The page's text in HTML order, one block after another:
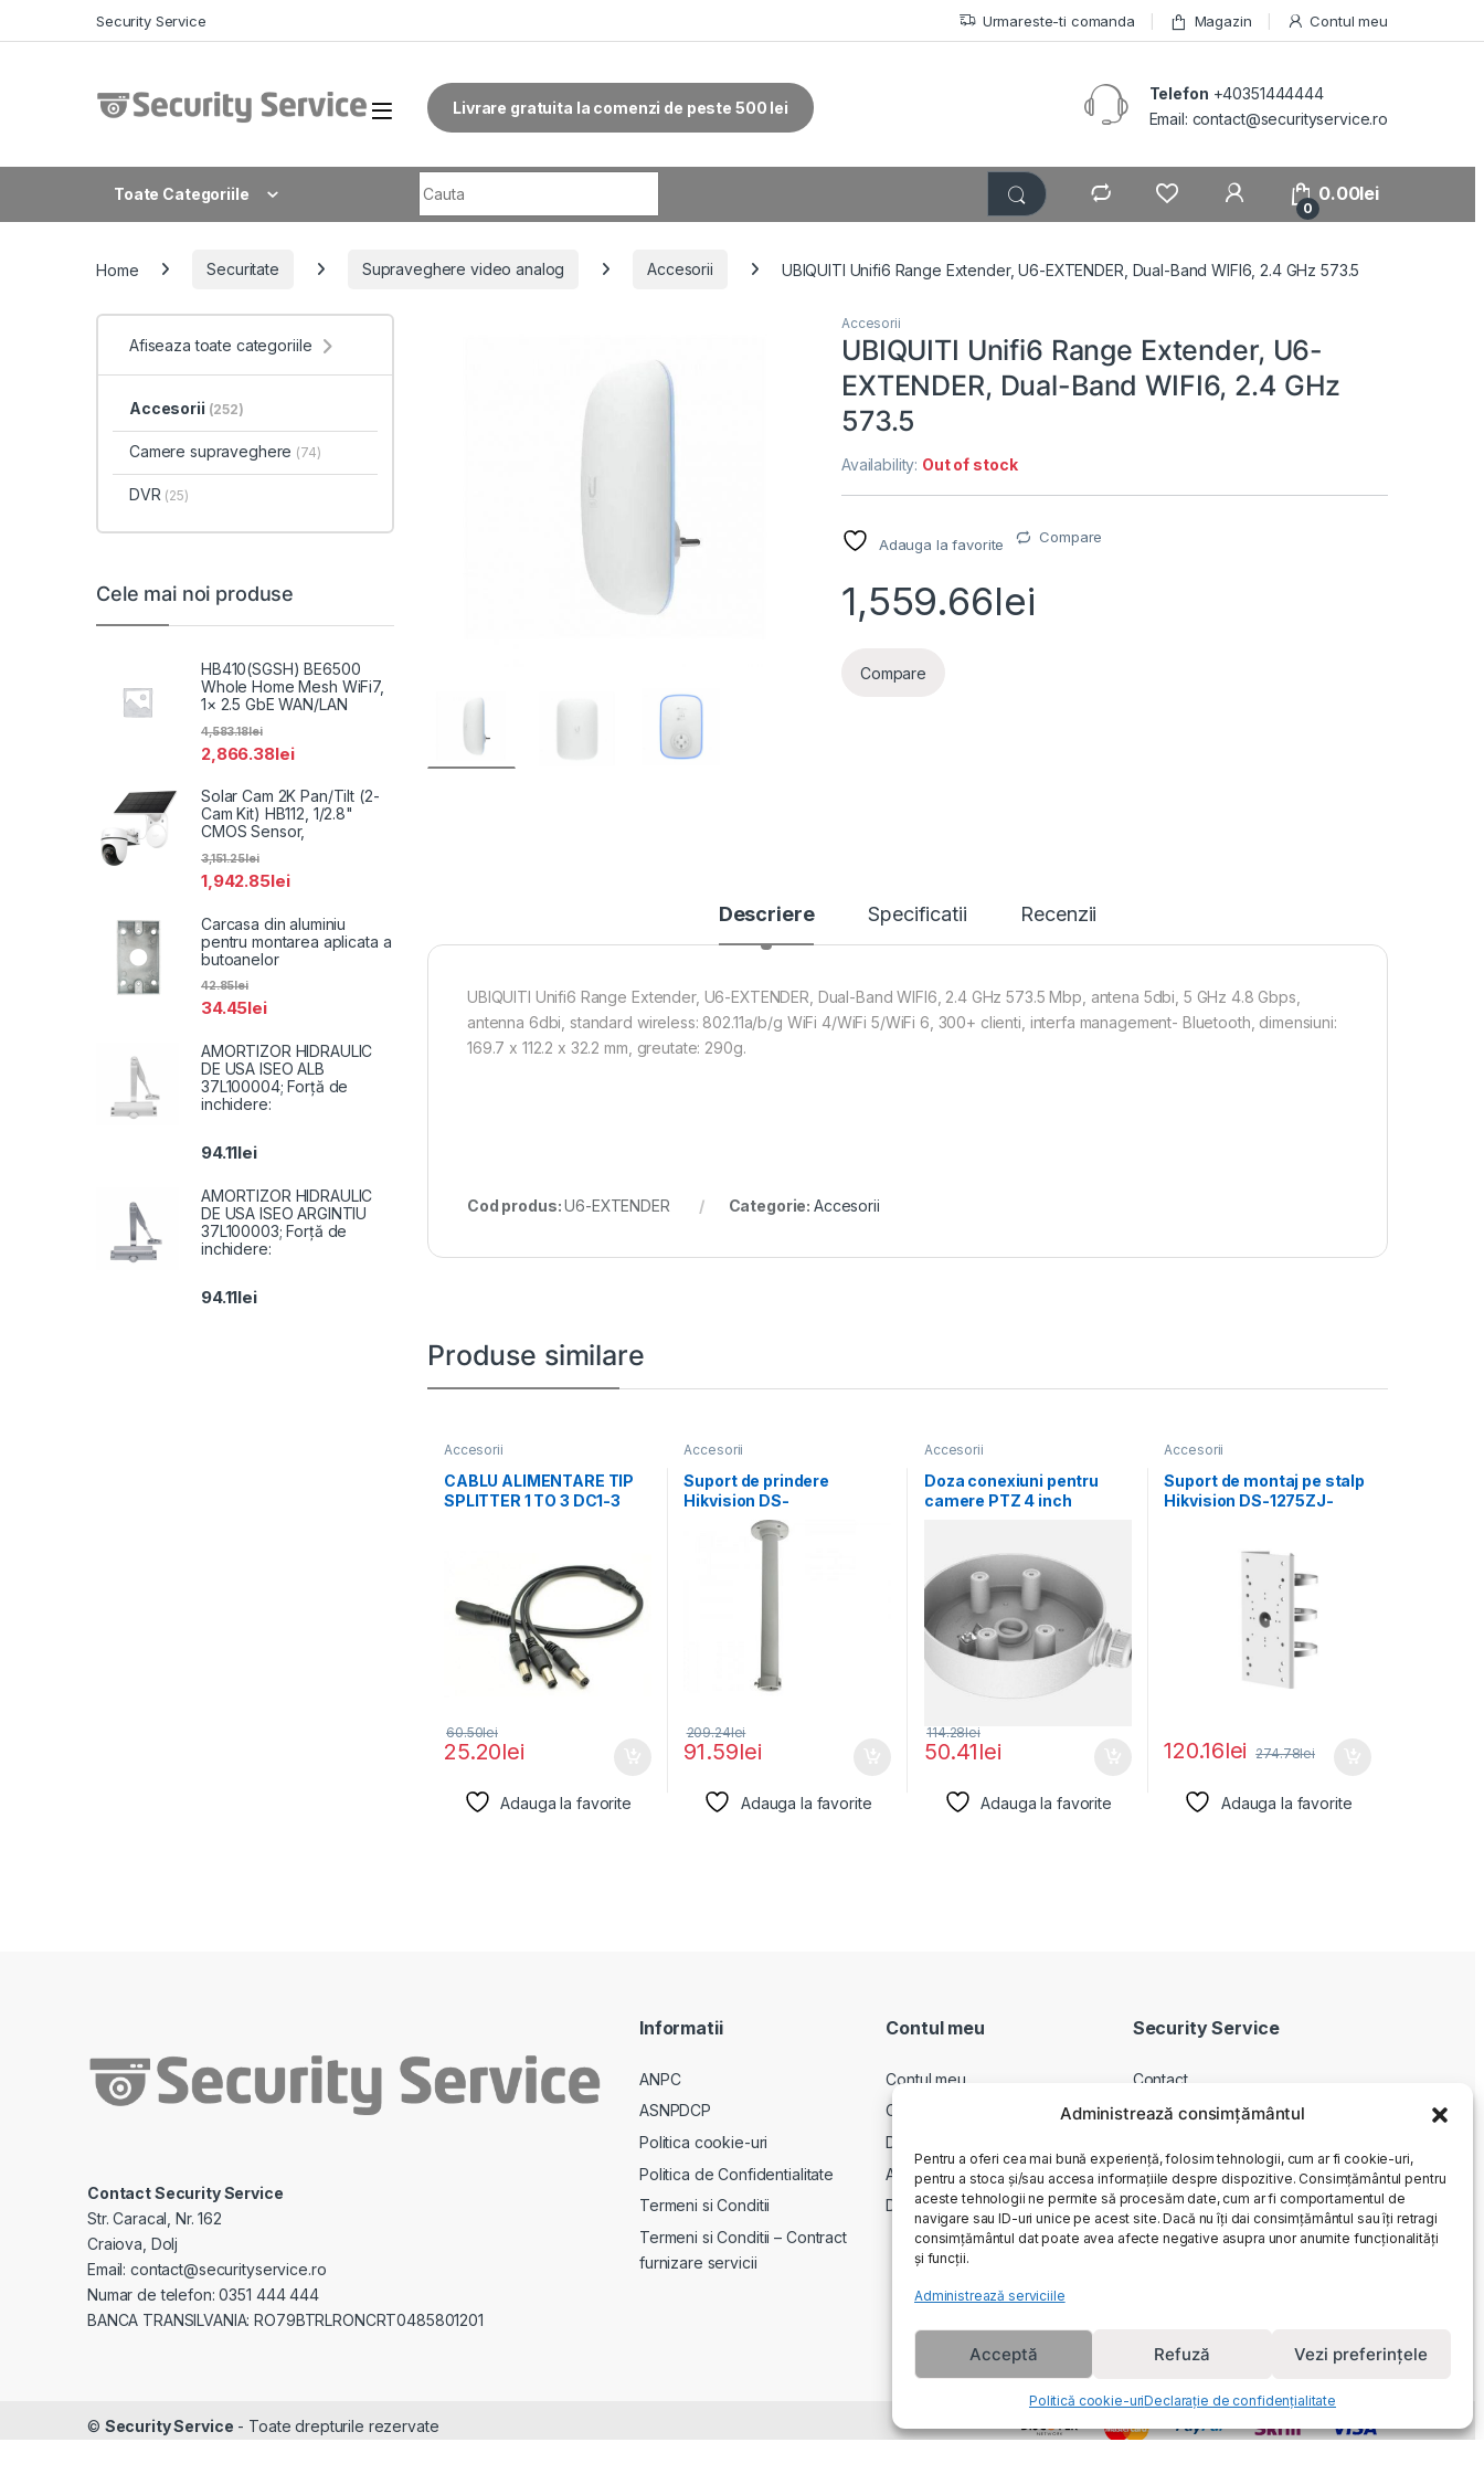
Administrează consimțământul
Pentru a oferi cea mai bună experiență, folosim tehnologii, cum ar fi cookie-uri,
pentru a stoca și/sau accesa informațiile despre dispozitive. Consimțământul pentru
aceste tehnologii ne permite să procesăm date, cum ar fi comportamentul de
navigare sau ID-uri unice pe acest site. Dacă nu îți dai consimțământul sau îți retragi
consimțământul dat poate avea afecte negative asupra unor anumite funcționalități
și funcții.
Administrează serviciile
Acceptă Refuză Vezi preferințele
Politică cookie-uriDeclarație de confidențialitate
Security Service Urmareste-ti comanda Magazin Contul meu
Livrare gratuita la comenzi de peste 500 lei
Telefon +40351444444
Email: contact@securityservice.ro
Toate Categoriile
0
0.00lei
Home Securitate Supraveghere video analog Accesorii UBIQUITI Unifi6 Range Extender, U6-EXTENDER, Dual-Band WIFI6, 2.4 GHz 573.5
Accesorii
UBIQUITI Unifi6 Range Extender, U6-
EXTENDER, Dual-Band WIFI6, 2.4 GHz
573.5
Availability: Out of stock
Adauga la favorite Compare
1,559.66lei
Compare
Descriere Specificatii Recenzii
UBIQUITI Unifi6 Range Extender, U6-EXTENDER, Dual-Band WIFI6, 2.4 GHz 573.5 Mbp, antena 5dbi, 5 GHz 4.8 Gbps,
antenna 6dbi, standard wireless: 802.11a/b/g WiFi 4/WiFi 5/WiFi 6, 300+ clienti, interfa management- Bluetooth, dimensiuni:
169.7 x 112.2 x 32.2 mm, greutate: 290g.
Cod produs:U6-EXTENDER Categorie: Accesorii
Produse similare
Accesorii
CABLU ALIMENTARE TIP
SPLITTER 1 TO 3 DC1-3
25.20lei
60.50lei
Adauga la favorite
Accesorii
Suport de prindere
Hikvision DS-
1662ZJ;white Aluminum
alloy Φ116.5×500mm
91.59lei
209.24lei
Adauga la favorite
Accesorii
Doza conexiuni pentru
camere PTZ 4 inch
50.41lei
114.28lei
Adauga la favorite
Accesorii
Suport de montaj pe stalp
Hikvision DS-1275ZJ-
120.16lei 274.78lei
Adauga la favorite
Afiseaza toate categoriile
Accesorii (252)
Camere supraveghere (74)
DVR (25)
Cele mai noi produse
HB410(SGSH) BE6500
Whole Home Mesh WiFi7,
1× 2.5 GbE WAN/LAN
2,866.38lei
4,583.18lei
Solar Cam 2K Pan/Tilt (2-
Cam Kit) HB112, 1/2.8"
CMOS Sensor,
1,942.85lei
3,151.25lei
Carcasa din aluminiu
pentru montarea aplicata a
butoanelor
34.45lei
42.85lei
AMORTIZOR HIDRAULIC
DE USA ISEO ALB
37L100004; Forță de
inchidere:
94.11lei
AMORTIZOR HIDRAULIC
DE USA ISEO ARGINTIU
37L100003; Forță de
inchidere:
94.11lei
Contact Security Service
Str. Caracal, Nr. 162
Craiova, Dolj
Email: contact@securityservice.ro
Numar de telefon: 0351 444 444
BANCA TRANSILVANIA: RO79BTRLRONCRT0485801201
Informatii
ANPC
ASNPDCP
Politica cookie-uri
Politica de Confidentialitate
Termeni si Conditii
Termeni si Conditii – Contract
furnizare servicii
Contul meu
Contul meu
Comenzi
Descarcari
Adrese
Detalii cont
Security Service
Contact
Despre noi
Service si garantie
Cum cumpar
Returnari
© Security Service - Toate drepturile rezervate